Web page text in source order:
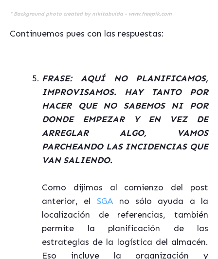
* Background photo created by nikitabuida - www.freepik.com
Continuemos pues con las respuestas:
FRASE: AQUÍ NO PLANIFICAMOS,
IMPROVISAMOS. HAY TANTO POR
HACER QUE NO SABEMOS NI POR
DONDE EMPEZAR Y EN VEZ DE
ARREGLAR ALGO, VAMOS
PARCHEANDO LAS INCIDENCIAS QUE
VAN SALIENDO.
Como dijimos al comienzo del post
anterior, el SGAno sólo ayuda a la
localización de referencias, también
permite la planificación de las
estrategias de la logística del almacén.
Eso incluye la organización y